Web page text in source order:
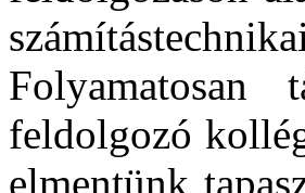
Folyamatosan
feldolgozó
elmentünk